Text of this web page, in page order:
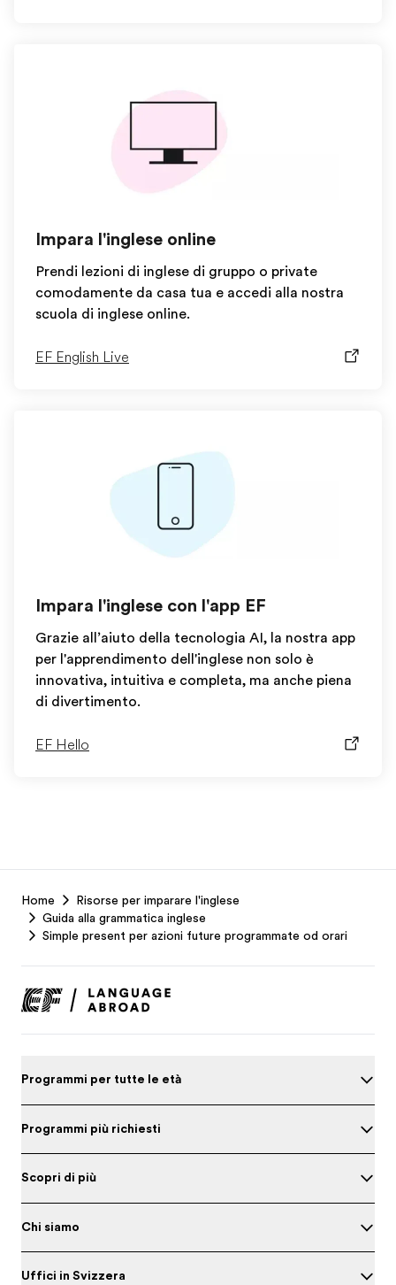
Impara l'inglese online
Prendi lezioni di inglese di gruppo o private
comodamente da casa tua e accedi alla nostra
scuola di inglese online.
EF English Live
Impara l'inglese con l'app EF
Grazie all’aiuto della tecnologia AI, la nostra app
per l'apprendimento dell'inglese non solo è
innovativa, intuitiva e completa, ma anche piena
di divertimento.
EF Hello
Footer
Home
Risorse per imparare l'inglese
Guida alla grammatica inglese
Simple present per azioni future programmate od orari
Programmi per tutte le età
Programmi più richiesti
Scopri di più
Chi siamo
Uffici in Svizzera